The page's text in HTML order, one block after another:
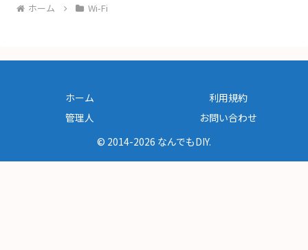
ホーム Wi-Fi
ホーム
利用規約
管理人
お問い合わせ
© 2014-2026 なんでもDIY.